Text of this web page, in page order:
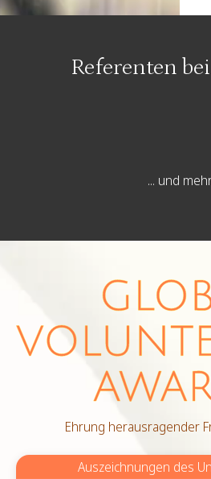
Referenten bei
... und
Ehrung herausragender
Auszeichnungen des